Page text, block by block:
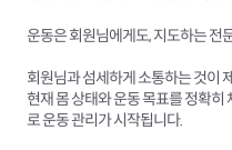
운동은 회원님에게도, 지도하는 전
회원님과 섬세하게 소통하는 것이
현재 몸 상태와 운동 목표를 정확
로 운동 관리가 시작됩니다.